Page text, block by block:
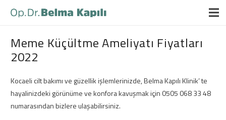
Meme Küçültme Ameliyatı Fiyatları
2022
Kocaeli cilt bakımı ve güzellik işlemlerinizde, Belma Kapılı Klinik’ te
hayalinizdeki görünüme ve konfora kavuşmak için 0505 068 33 48
numarasından bizlere ulaşabilirsiniz.